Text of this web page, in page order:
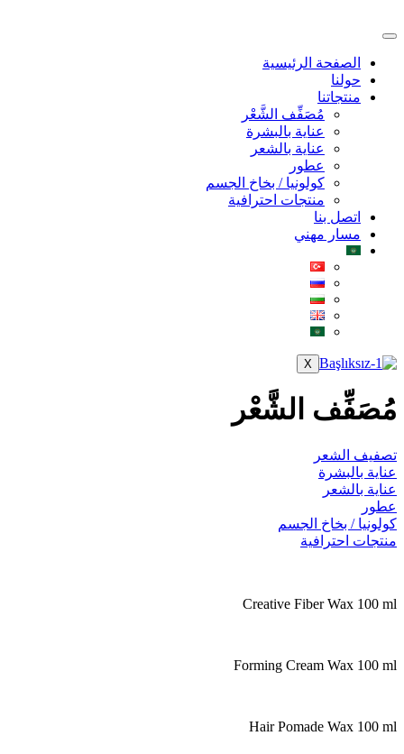
الصفحة الرئيسية
حولنا
منتجاتنا
مُصَفِّف الشَّعْر
عناية بالبشرة
عناية بالشعر
عطور
كولونيا / بخاخ الجسم
منتجات احترافية
اتصل بنا
مسار مهني
X
الشَّعْر
الشعر
بالبشرة
بالشعر
/ بخاخ الجسم
احترافية
Creative Fiber Wax
Forming Cream Wax
Hair Pomade Wax